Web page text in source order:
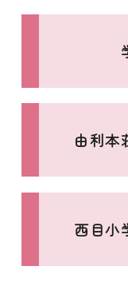
由利本
西目小